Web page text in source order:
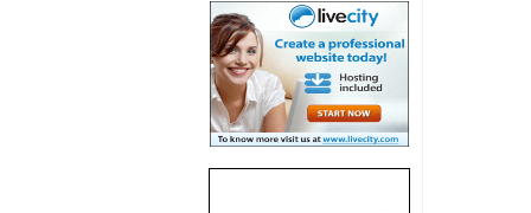
חשיפה: איוב קרא
אישר לקבוצת סלקום
בדיוק מה שביבי אישר
כאן
האם השר איוב קרא
היה צריך בכלל לחתום